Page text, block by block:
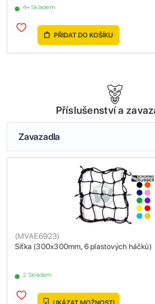
4+ Skladem
PŘIDAT DO KOŠÍKU
Příslušenství a
Zavazadla
Síťka (300x300mm, 6 plastových háčků)
(MVAE6923)
2 Skladem